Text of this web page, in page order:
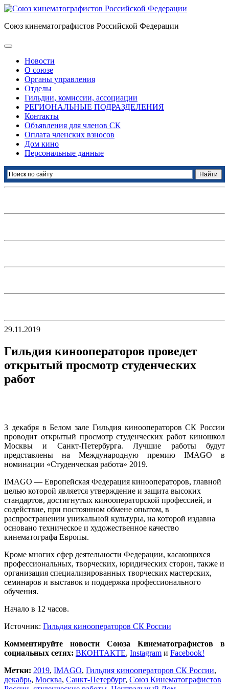
Союз кинематографистов Российской Федерации
Новости
О союзе
Органы управления
Отделы
Гильдии, комиссии, ассоциации
РЕГИОНАЛЬНЫЕ ПОДРАЗДЕЛЕНИЯ
Контакты
Объявления для членов СК
Оплата членских взносов
Дом кино
Персональные данные
29.11.2019
Гильдия кинооператоров проведет
открытый просмотр студенческих
работ
3 декабря в Белом зале Гильдия кинооператоров СК России
проводит открытый просмотр студенческих работ киношкол
Москвы и Санкт-Петербурга. Лучшие работы будут
представлены на Международную премию IMAGO в
номинации «Студенческая работа» 2019.
IMAGO — Европейская Федерация кинооператоров, главной
целью которой является утверждение и защита высоких
стандартов, достигнутых кинооператорской профессией, и
содействие, при постоянном обмене опытом, в
распространении уникальной культуры, на которой издавна
основано техническое и художественное качество
кинематографа Европы.
Кроме многих сфер деятельности Федерации, касающихся
профессиональных, творческих, юридических сторон, также и
организация специализированных творческих мастерских,
семинаров и выставок и поддержка профессионального
обучения.
Начало в 12 часов.
Источник: Гильдия кинооператоров СК России
Комментируйте новости Союза Кинематографистов в
социальных сетях: ВКОНТАКТЕ, Instagram и Facebook!
Метки: 2019, IMAGO, Гильдия кинооператоров СК России,
декабрь, Москва, Санкт-Петербург, Союз Кинематографистов